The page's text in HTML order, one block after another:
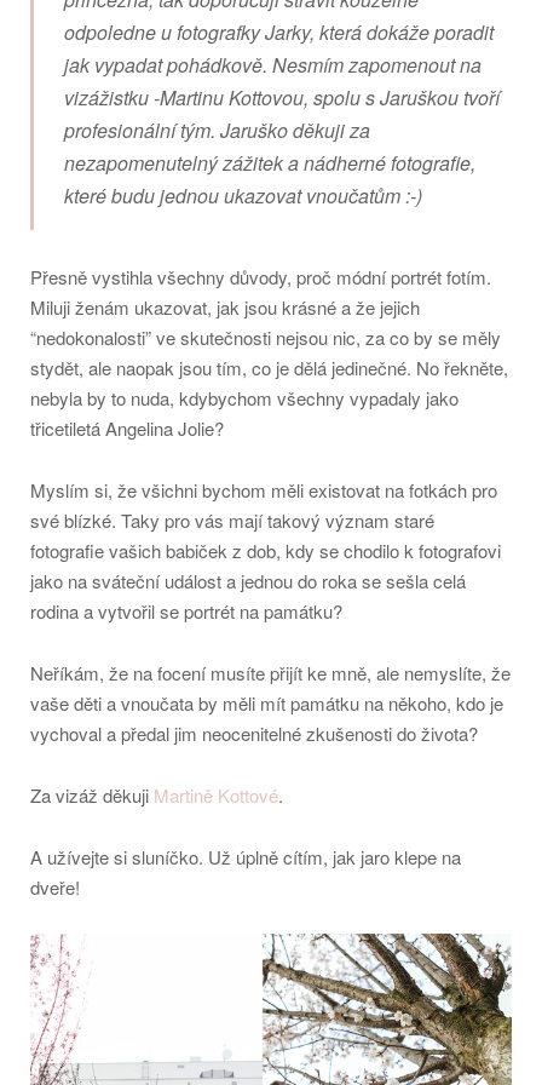
odpoledne u fotografky Jarky, která dokáže poradit
jak vypadat pohádkově. Nesmím zapomenout na
vizážistku -Martinu Kottovou, spolu s Jaruškou tvoří
profesionální tým. Jaruško děkuji za
nezapomenutelný zážitek a nádherné fotografie,
které budu jednou ukazovat vnoučatům :-)
Přesně vystihla všechny důvody, proč módní portrét fotím.
Miluji ženám ukazovat, jak jsou krásné a že jejich
“nedokonalosti” ve skutečnosti nejsou nic, za co by se měly
stydět, ale naopak jsou tím, co je dělá jedinečné. No řekněte,
nebyla by to nuda, kdybychom všechny vypadaly jako
třicetiletá Angelina Jolie?
Myslím si, že všichni bychom měli existovat na fotkách pro
své blízké. Taky pro vás mají takový význam staré
fotografie vašich babiček z dob, kdy se chodilo k fotografovi
jako na sváteční událost a jednou do roka se sešla celá
rodina a vytvořil se portrét na památku?
Neříkám, že na focení musíte přijít ke mně, ale nemyslíte, že
vaše děti a vnoučata by měli mít památku na někoho, kdo je
vychoval a předal jim neocenitelné zkušenosti do života?
Za vizáž děkuji Martině Kottové.
A užívejte si sluníčko. Už úplně cítím, jak jaro klepe na
dveře!